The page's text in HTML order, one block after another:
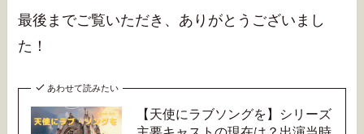
最後までご覧いただき、ありがとうございまし
た！
あわせて読みたい
【天使にラブソングを】シリーズ